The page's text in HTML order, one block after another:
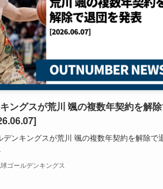
ングスが荒川 颯の複数年契約を解
デンキングスが荒川 颯の複数年契約を解除で
ゴールデンキングス